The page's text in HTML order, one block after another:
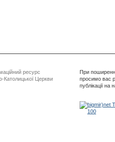
ресурс
Католицької Церкви
При
просимо вас
публікації на